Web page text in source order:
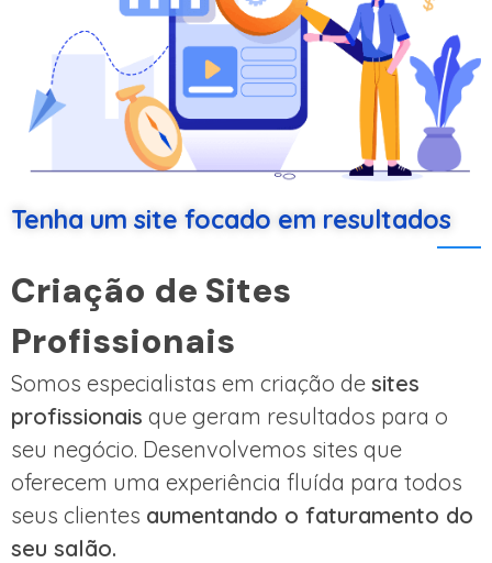
Tenha um site focado em resultados
Criação de Sites
Profissionais
Somos especialistas em criação de sites
profissionais que geram resultados para o
seu negócio. Desenvolvemos sites que
oferecem uma experiência fluída para todos
seus clientes aumentando o faturamento do
seu salão.